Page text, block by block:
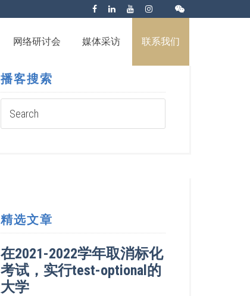
网络研讨会 媒体采访 联系我们
播客搜索
精选文章
在2021-2022学年取消标化
考试，实行test-optional的
大学